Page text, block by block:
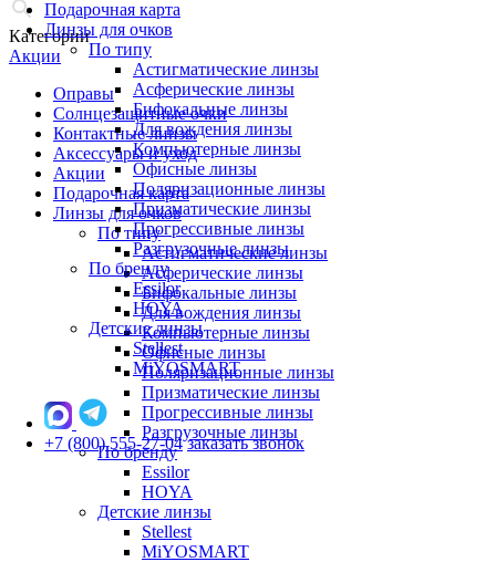
Категории
Акции
Оправы
Солнцезащитные очки
Контактные линзы
Аксессуары и уход
Акции
Подарочная карта
Линзы для очков
По типу
Астигматические линзы
Асферические линзы
Бифокальные линзы
Для вождения линзы
Компьютерные линзы
Офисные линзы
Поляризационные линзы
Призматические линзы
Прогрессивные линзы
Разгрузочные линзы
По бренду
Essilor
HOYA
Детские линзы
Stellest
MiYOSMART
Подарочная карта
Линзы для очков
По типу
Астигматические линзы
Асферические линзы
Бифокальные линзы
Для вождения линзы
Компьютерные линзы
Офисные линзы
Поляризационные линзы
Призматические линзы
Прогрессивные линзы
Разгрузочные линзы
По бренду
Essilor
HOYA
Детские линзы
Stellest
MiYOSMART
+7 (800) 555-27-04 заказать звонок